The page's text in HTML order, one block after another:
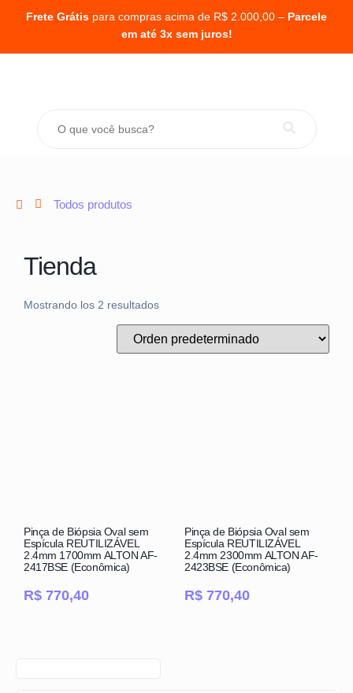
Frete Grátis para compras acima de R$ 2.000,00 – Parcele
em até 3x sem juros!
Todos produtos
Tienda
Mostrando los 2 resultados
Pinça de Biópsia Oval sem
Espícula REUTILIZÁVEL
2.4mm 1700mm ALTON AF-
2417BSE (Econômica)
R$ 770,40
Pinça de Biópsia Oval sem
Espícula REUTILIZÁVEL
2.4mm 2300mm ALTON AF-
2423BSE (Econômica)
R$ 770,40